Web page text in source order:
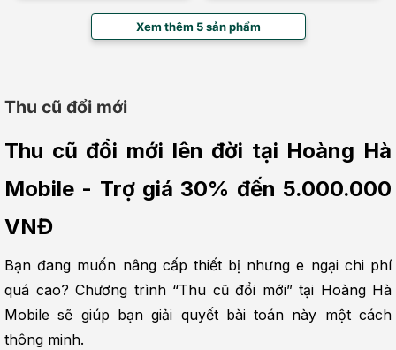
Xem thêm 5 sản phẩm
Thu cũ đổi mới
Thu cũ đổi mới lên đời tại Hoàng Hà
Mobile - Trợ giá 30% đến 5.000.000
VNĐ
Bạn đang muốn nâng cấp thiết bị nhưng e ngại chi phí
quá cao? Chương trình “Thu cũ đổi mới” tại Hoàng Hà
Mobile sẽ giúp bạn giải quyết bài toán này một cách
thông minh.